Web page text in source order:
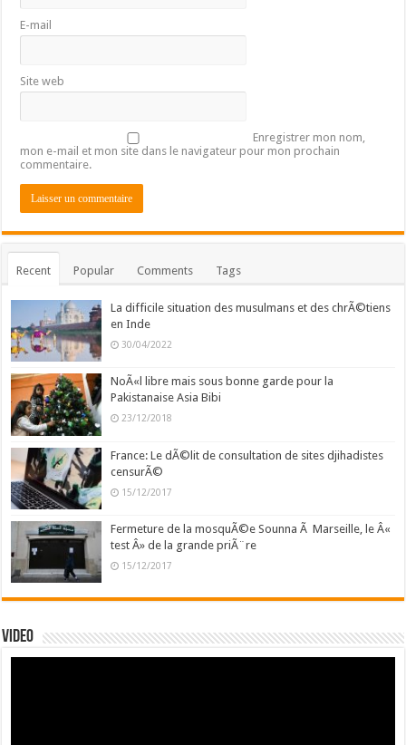
E-mail
Site web
Enregistrer mon nom,
mon e-mail et mon site dans le navigateur pour mon prochain
commentaire.
Recent Popular Comments Tags
La difficile situation des musulmans et des chrÃ©tiens
en Inde
30/04/2022
NoÃ«l libre mais sous bonne garde pour la
Pakistanaise Asia Bibi
23/12/2018
France: Le dÃ©lit de consultation de sites djihadistes
censurÃ©
15/12/2017
Fermeture de la mosquÃ©e Sounna Ã Marseille, le Â«
test Â» de la grande priÃ¨re
15/12/2017
Video